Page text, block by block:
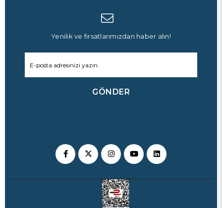
Yenilik ve fırsatlarımızdan haber alın!
GÖNDER